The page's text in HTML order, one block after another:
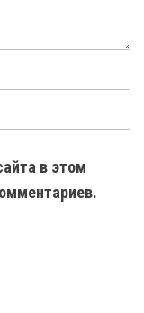
в этом